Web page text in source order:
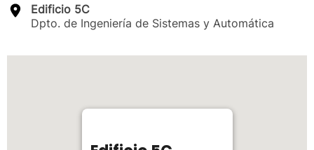
Edificio 5C
Dpto. de Ingeniería de Sistemas y Automática